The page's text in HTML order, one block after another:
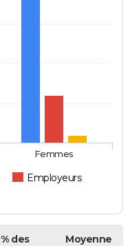
Employeurs
Femmes
% des Moyenne